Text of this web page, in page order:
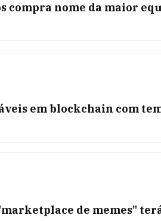
nome da maior
em blockchain com
de memes"